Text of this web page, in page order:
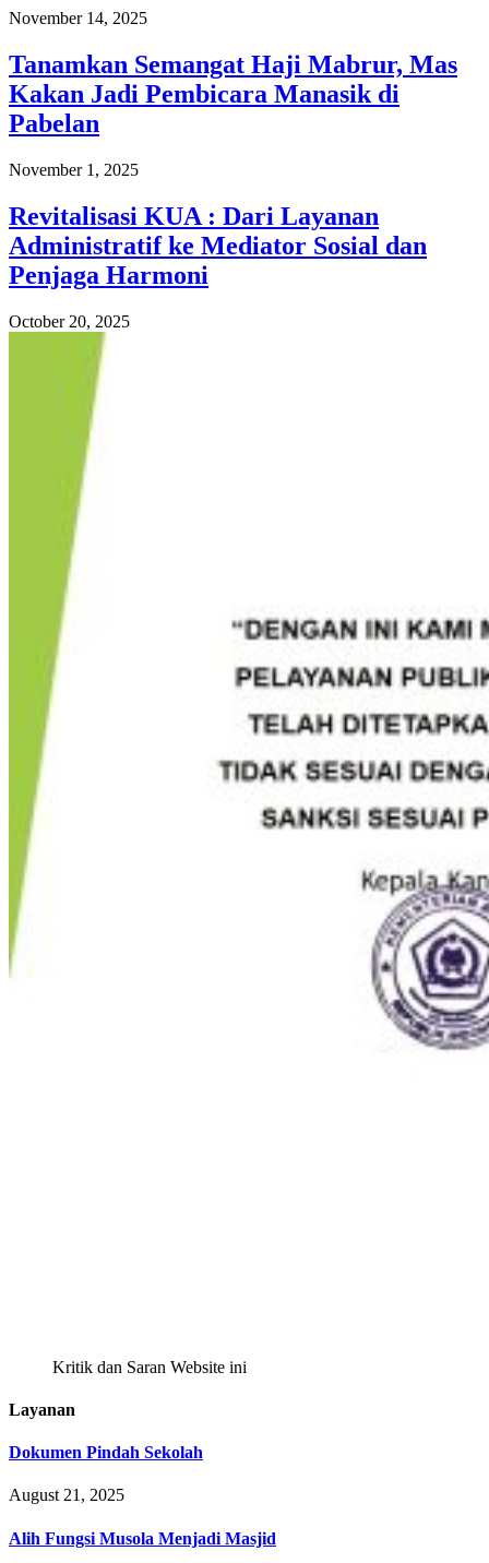
November 14, 2025
Tanamkan Semangat Haji Mabrur, Mas
Kakan Jadi Pembicara Manasik di
Pabelan
November 1, 2025
Revitalisasi KUA : Dari Layanan
Administratif ke Mediator Sosial dan
Penjaga Harmoni
October 20, 2025
Kritik dan Saran Website ini
Layanan
Dokumen Pindah Sekolah
August 21, 2025
Alih Fungsi Musola Menjadi Masjid